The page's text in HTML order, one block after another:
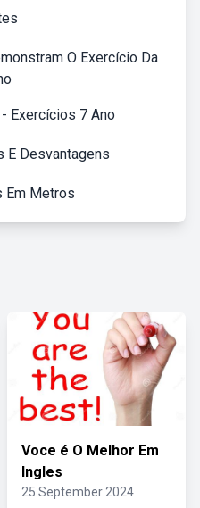
O Exercício Da
Exercícios 7 Ano
E Desvantagens
Em Metros
Voce é O Melhor Em
Ingles
25 September 2024